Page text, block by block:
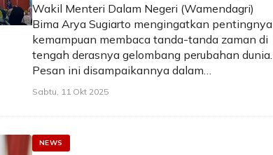
Wakil Menteri Dalam Negeri (Wamendagri)
Bima Arya Sugiarto mengingatkan pentingnya
kemampuan membaca tanda-tanda zaman di
tengah derasnya gelombang perubahan dunia.
Pesan ini disampaikannya dalam…
Sabtu, 11 Okt 2025
NEWS